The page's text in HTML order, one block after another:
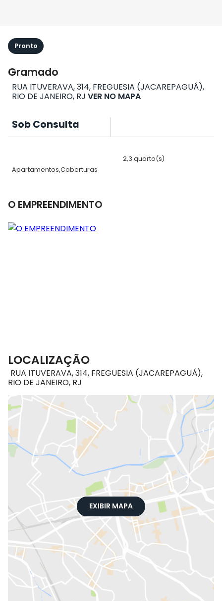
Pronto
Gramado
RUA ITUVERAVA, 314, FREGUESIA (JACAREPAGUÁ),
RIO DE JANEIRO, RJ VER NO MAPA
Sob Consulta
2,3 quarto(s)
Apartamentos,Coberturas
O EMPREENDIMENTO
LOCALIZAÇÃO
RUA ITUVERAVA, 314, FREGUESIA (JACAREPAGUÁ),
RIO DE JANEIRO, RJ
EXIBIR MAPA